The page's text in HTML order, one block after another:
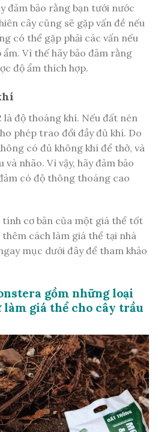
đảm bảo rằng bạn tưới nước
cây cũng sẽ gặp vấn đề nếu
có thể gặp phải các vấn nếu
Vì thế hãy bảo đảm rằng
độ ẩm thích hợp.
độ thoáng khí. Nếu đất nén
phép trao đổi đầy đủ khí. Do
có đủ không khí để thở, và
nhão. Vì vậy, hãy đảm bảo
có độ thông thoáng cao
cơ bản của một giá thể tốt
cách làm giá thể tại nhà
mục dưới đây để tham khảo
gồm những loại
làm giá thể cho cây trầu